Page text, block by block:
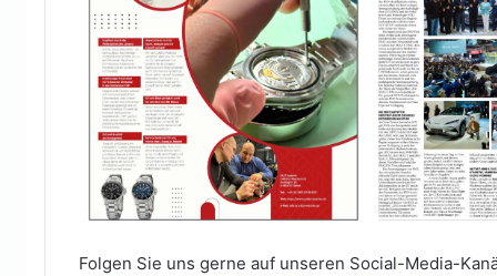
Folgen Sie uns gerne auf unseren Social-Media-